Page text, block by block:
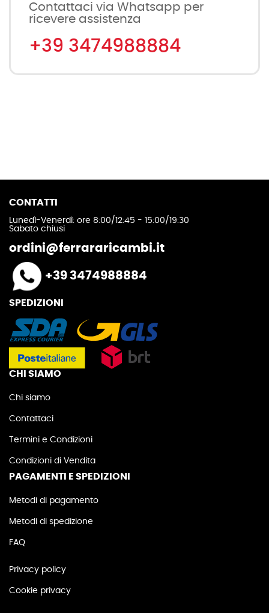
Contattaci via Whatsapp per
ricevere assistenza
+39 3474988884
CONTATTI
Lunedì-Venerdì: ore 8:00/12:45 - 15:00/19:30
Sabato chiusi
ordini@ferrararicambi.it
+39 3474988884
SPEDIZIONI
CHI SIAMO
Chi siamo
Contattaci
Termini e Condizioni
Condizioni di Vendita
PAGAMENTI E SPEDIZIONI
Metodi di pagamento
Metodi di spedizione
FAQ
Privacy policy
Cookie privacy